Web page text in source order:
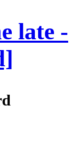
late -